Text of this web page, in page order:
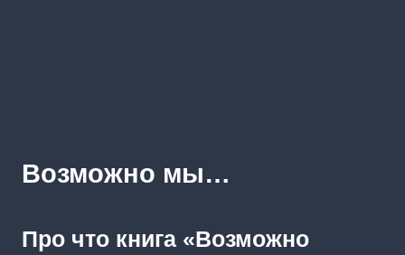
Возможно мы…
Про что книга «Возможно